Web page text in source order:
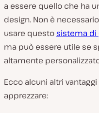
a essere quello che ha
design. Non è
usare questosistema di
ma può essere utile se
altamente
Ecco alcuni altri
apprezzare: